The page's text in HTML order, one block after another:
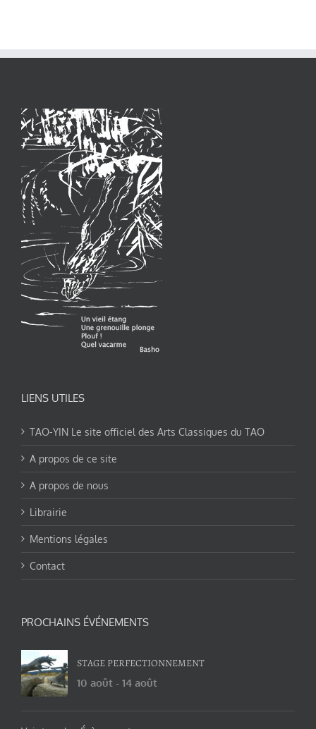
LIENS UTILES
TAO-YIN Le site officiel des Arts Classiques du TAO
A propos de ce site
A propos de nous
Librairie
Mentions légales
Contact
PROCHAINS ÉVÉNEMENTS
STAGE PERFECTIONNEMENT
10 août - 14 août